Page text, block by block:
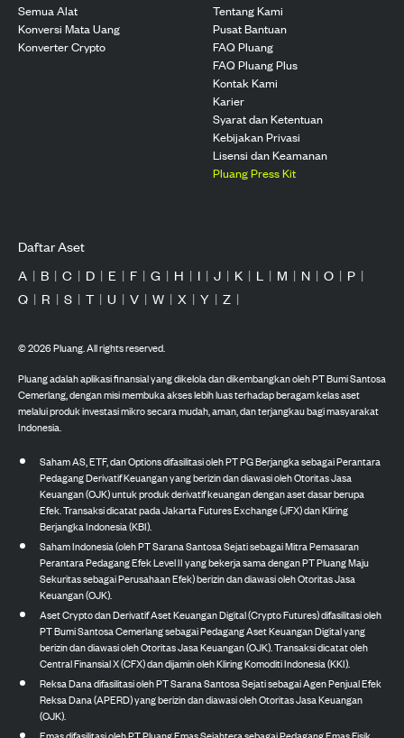
Semua Alat
Konversi Mata Uang
Konverter Crypto
Tentang Kami
Pusat Bantuan
FAQ Pluang
FAQ Pluang Plus
Kontak Kami
Karier
Syarat dan Ketentuan
Kebijakan Privasi
Lisensi dan Keamanan
Pluang Press Kit
Daftar Aset
A | B | C | D | E | F | G | H | I | J | K | L | M | N | O | P |
Q | R | S | T | U | V | W | X | Y | Z |
©2026Pluang. All rights reserved.
Pluang adalah aplikasi finansial yang dikelola dan dikembangkan oleh PT Bumi Santosa
Cemerlang, dengan misi membuka akses lebih luas terhadap beragam kelas aset
melalui produk investasi mikro secara mudah, aman, dan terjangkau bagi masyarakat
Indonesia.
Saham AS, ETF, dan Options difasilitasi oleh PT PG Berjangka sebagai Perantara
Pedagang Derivatif Keuangan yang berizin dan diawasi oleh Otoritas Jasa
Keuangan (OJK) untuk produk derivatif keuangan dengan aset dasar berupa
Efek. Transaksi dicatat pada Jakarta Futures Exchange (JFX) dan Kliring
Berjangka Indonesia (KBI).
Saham Indonesia (oleh PT Sarana Santosa Sejati sebagai Mitra Pemasaran
Perantara Pedagang Efek Level II yang bekerja sama dengan PT Pluang Maju
Sekuritas sebagai Perusahaan Efek) berizin dan diawasi oleh Otoritas Jasa
Keuangan (OJK).
Aset Crypto dan Derivatif Aset Keuangan Digital (Crypto Futures) difasilitasi oleh
PT Bumi Santosa Cemerlang sebagai Pedagang Aset Keuangan Digital yang
berizin dan diawasi oleh Otoritas Jasa Keuangan (OJK). Transaksi dicatat oleh
Central Finansial X (CFX) dan dijamin oleh Kliring Komoditi Indonesia (KKI).
Reksa Dana difasilitasi oleh PT Sarana Santosa Sejati sebagai Agen Penjual Efek
Reksa Dana (APERD) yang berizin dan diawasi oleh Otoritas Jasa Keuangan
(OJK).